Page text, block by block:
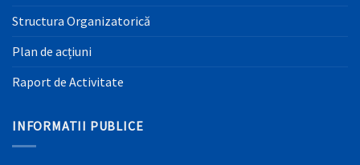
Structura Organizatorică
Plan de acțiuni
Raport de Activitate
INFORMATII PUBLICE